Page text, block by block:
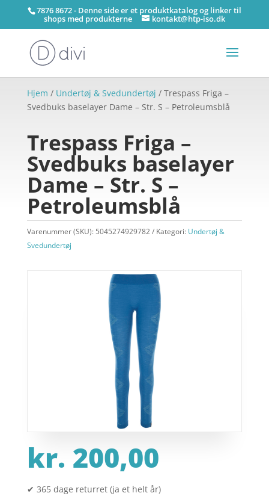
7876 8672 - Denne side er et produktkatalog og linker til
shops med produkterne kontakt@htp-iso.dk
Hjem / Undertøj & Svedundertøj / Trespass Friga –
Svedbuks baselayer Dame – Str. S – Petroleumsblå
Trespass Friga –
Svedbuks baselayer
Dame – Str. S –
Petroleumsblå
Varenummer (SKU): 5045274929782 Kategori: Undertøj &
Svedundertøj
kr. 200,00
✔ 365 dage returret (ja et helt år)